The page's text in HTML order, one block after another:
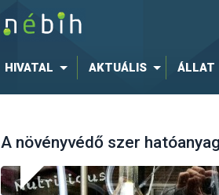
HIVATAL AKTUÁLIS ÁLLAT
A növényvédő szer